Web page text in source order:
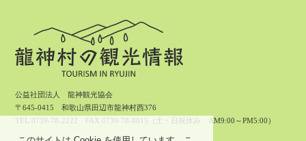
公益社団法人 龍神観光協会
〒645-0415 和歌山県田辺市龍神村西376
TEL.0739-78-2222 FAX.0739-78-8015（土・日祝休み AM9:00～PM5:00）